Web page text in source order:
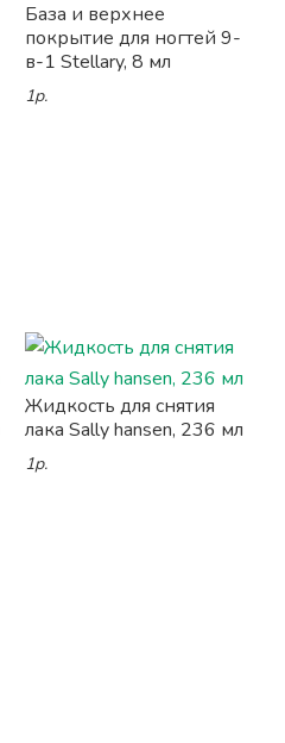
База и верхнее
покрытие для ногтей 9-
в-1 Stellary, 8 мл
1р.
Жидкость для снятия
лака Sally hansen, 236 мл
1р.